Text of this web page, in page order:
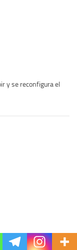
y se reconfigura el